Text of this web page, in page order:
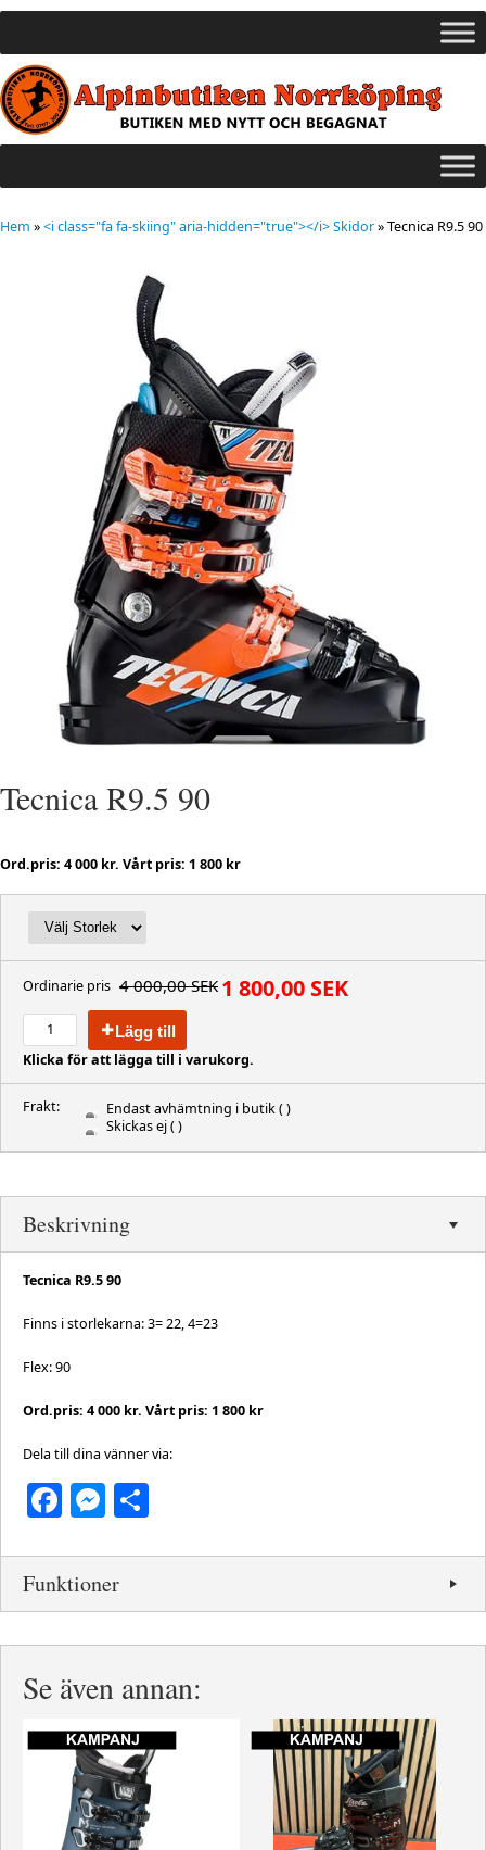
Hem »<i class="fa fa-skiing" aria-hidden="true"></i> Skidor»Tecnica R9.5 90
Tecnica R9.5 90
Ord.pris: 4 000 kr. Vårt pris: 1 800 kr
Ordinarie pris 4 000,00 SEK 1 800,00 SEK
Lägg till
Klicka för att lägga till i varukorg.
Frakt: Endast avhämtning i butik( )
Skickas ej( )
Beskrivning
Tecnica R9.5 90
Finns i storlekarna: 3= 22, 4=23
Flex: 90
Ord.pris: 4 000 kr. Vårt pris: 1 800 kr
Dela till dina vänner via:
Facebook
Messenger
Funktioner
Se även annan: